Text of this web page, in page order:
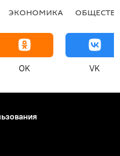
ЭКОНОМИКА
OK VK